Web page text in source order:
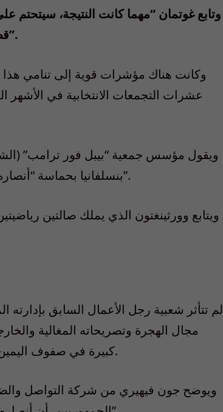
وتابع غوتمان “مهما كانت النتيجة،
قصة نمو الحركة بالرغم من كل ما كتب عن ناخبي ترامب”.
وكانت هناك مؤشرات قوية إلى تنامي هذا
عشرات التجمعات الانتخابية في الأشهر
ويقول مؤسس جمعية “بيبل فور ترامب”
بنسلفانيا بحماسة “أنصاره يعبدونه لأنه يضع أميركا والأميركيين قبل أي اعتبار آخر”.
ويتابع وورثينغتون الذي يملك صالتين
مجال الهجرة وتصريحاته المغالية
كبيرة في صفوف اليمين أكثر من أي جمهوري منذ الرئيس الأسبق رونالد ريغان.
ويوضح جون فيهيري من شركة التواصل